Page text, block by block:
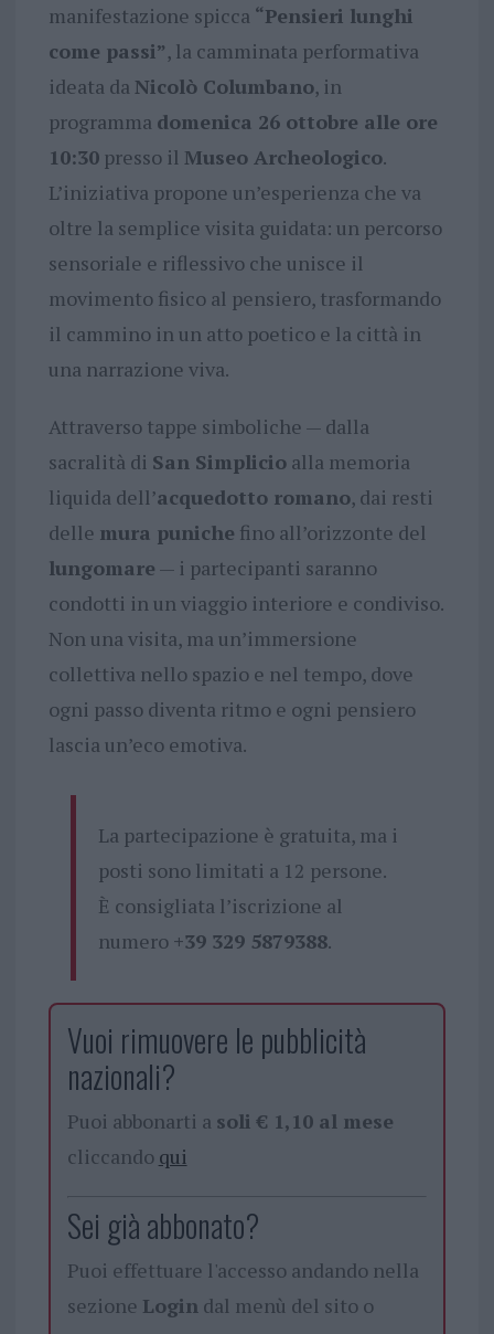
manifestazione spicca “Pensieri lunghi
come passi”, la camminata performativa
ideata da Nicolò Columbano, in
programma domenica 26 ottobre alle ore
10:30presso il Museo Archeologico.
L’iniziativa propone un’esperienza che va
oltre la semplice visita guidata: un percorso
sensoriale e riflessivo che unisce il
movimento fisico al pensiero, trasformando
il cammino in un atto poetico e la città in
una narrazione viva.
Attraverso tappe simboliche — dalla
sacralità di San Simplicioalla memoria
liquida dell’acquedotto romano, dai resti
delle mura puniche fino all’orizzonte del
lungomare — i partecipanti saranno
condotti in un viaggio interiore e condiviso.
Non una visita, ma un’immersione
collettiva nello spazio e nel tempo, dove
ogni passo diventa ritmo e ogni pensiero
lascia un’eco emotiva.
La partecipazione è gratuita, ma i
posti sono limitati a 12 persone.
È consigliata l’iscrizione al
numero +39 329 5879388.
Vuoi rimuovere le pubblicità
nazionali?
Puoi abbonarti a soli € 1,10 al mese
cliccando qui
Sei già abbonato?
Puoi effettuare l'accesso andando nella
sezione Login dal menù del sito o